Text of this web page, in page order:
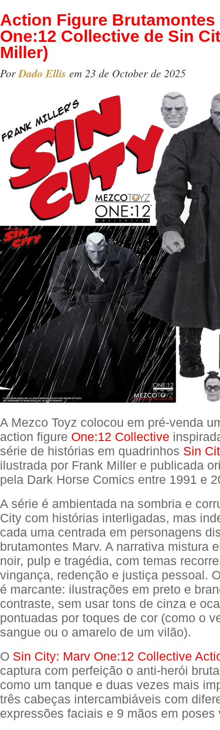
Action Figure Brutamontes
One:12 Collective de Sin
Miller)
PorDado Ellis em 23 de October de 2025
A Mezco Toyz colocou em pré-venda
action figure One:12 Collective
série de histórias em quadrinhos Sin
ilustrada por Frank Miller e publicada
pela Dark Horse Comics entre 1991 e
A série é ambientada na sombria e
City com histórias interligadas, mas
cada uma centrada em personagens
brutamontes Marv. A narrativa mistura
noir, pulp e tragédia, com temas
vingança, redenção e justiça pessoal.
é marcante: ilustrações em preto e
contraste, sem usar tons de cinza e
pontuadas por toques de cor (como o
sangue ou o amarelo de um vilão).
O Sin City: Marv One:12 Collective
captura com perfeição o anti-herói
como um tanque e duas vezes mais
três cabeças intercambiáveis com
expressões faciais e 9 mãos em poses